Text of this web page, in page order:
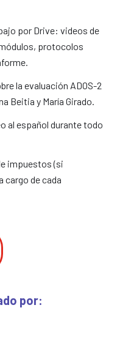
por Drive: videos de
protocolos
la evaluación ADOS-2
Beitia y María Girado.
al español durante todo
impuestos (si
cargo de cada
por: